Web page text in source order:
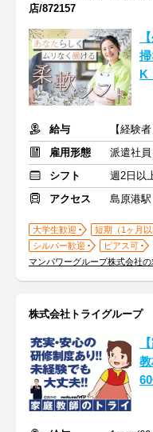
店/872157
K
給与
雇用形態
派遣社員
シフト
週2日以
アクセス
島原港駅
大学生歓迎 短期（1ヶ月以
シルバー歓迎
ピアス可
マンパワーグループ株式会社
株式会社トライグルー